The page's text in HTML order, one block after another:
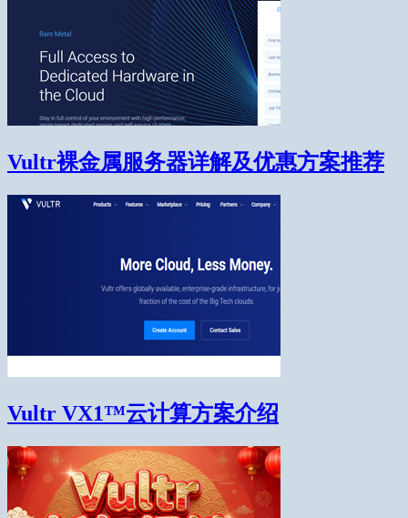
Vultr裸金属服务器详解及优惠方案推荐
Vultr VX1™云计算方案介绍